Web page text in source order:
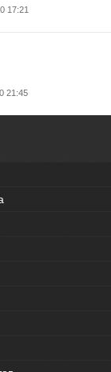
17:21
21:45